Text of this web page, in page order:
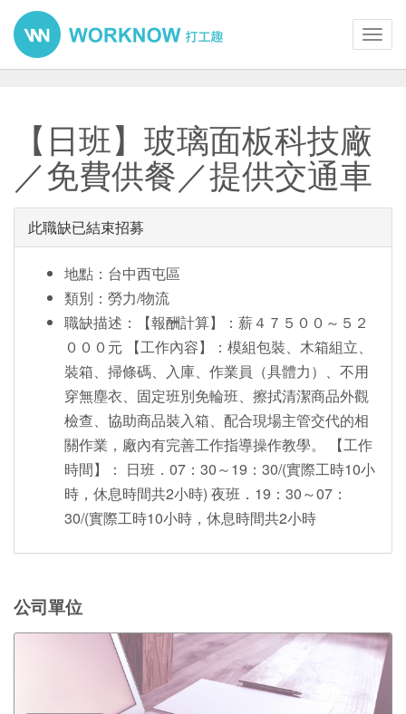
【日班】玻璃面板科技廠
／免費供餐／提供交通車
此職缺已結束招募
地點：台中西屯區
類別：勞力/物流
職缺描述：【報酬計算】：薪４７５００～５２
０００元 【工作內容】：模組包裝、木箱組立、
裝箱、掃條碼、入庫、作業員（具體力）、不用
穿無塵衣、固定班別免輪班、擦拭清潔商品外觀
檢查、協助商品裝入箱、配合現場主管交代的相
關作業，廠內有完善工作指導操作教學。 【工作
時間】： 日班．07：30～19：30/(實際工時10小
時，休息時間共2小時) 夜班．19：30～07：
30/(實際工時10小時，休息時間共2小時
公司單位